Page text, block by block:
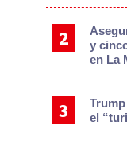
y
en La
el